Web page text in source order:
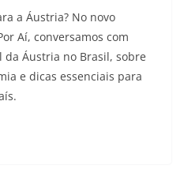
a Áustria? No novo
Aí, conversamos com
da Áustria no Brasil, sobre
e dicas essenciais para